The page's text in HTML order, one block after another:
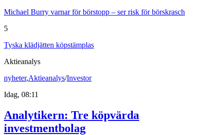
Michael Burry varnar för börstopp – ser risk för börskrasch
5
Tyska klädjätten köpstämplas
Aktieanalys
nyheter,Aktieanalys/Investor
Idag, 08:11
Analytikern: Tre köpvärda
investmentbolag